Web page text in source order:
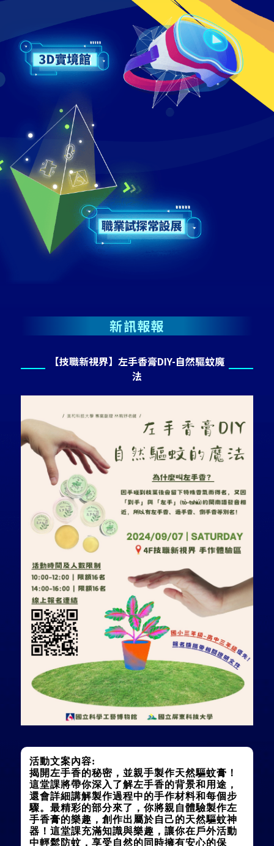
新訊報報
【技職新視界】左手香膏DIY-自然驅蚊魔
法
活動文案內容:
揭開左手香的秘密，並親手製作天然驅蚊膏！
這堂課將帶你深入了解左手香的背景和用途，
還會詳細講解製作過程中的手作材料和每個步
驟。最精彩的部分來了，你將親自體驗製作左
手香膏的樂趣，創作出屬於自己的天然驅蚊神
器！這堂課充滿知識與樂趣，讓你在戶外活動
中輕鬆防蚊，享受自然的同時擁有安心的保